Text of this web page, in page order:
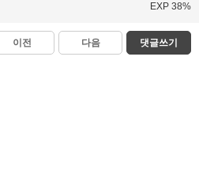
EXP 38%
이전 다음 댓글쓰기